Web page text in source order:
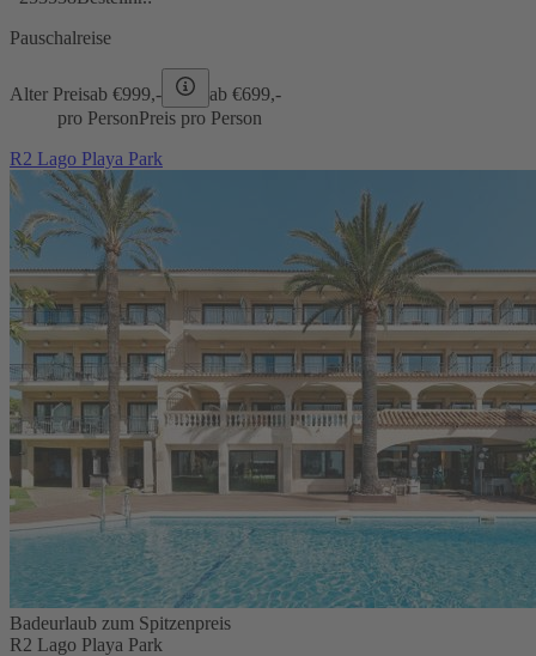
Pauschalreise
Alter Preisab €999,- ab €699,-
pro PersonPreis pro Person
R2 Lago Playa Park
Badeurlaub zum Spitzenpreis
R2 Lago Playa Park